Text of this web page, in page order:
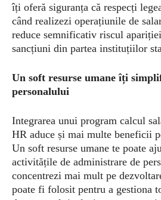
îți oferă siguranța că respecți
când realizezi operațiunile de
reduce semnificativ riscul
sancțiuni din partea instituțiilor
Un soft resurse umane îți
personalului
Integrarea unui program calcul
HR aduce și mai multe beneficii
Un soft resurse umane te poate
activitățile de administrare de
concentrezi mai mult pe
poate fi folosit pentru a gestiona